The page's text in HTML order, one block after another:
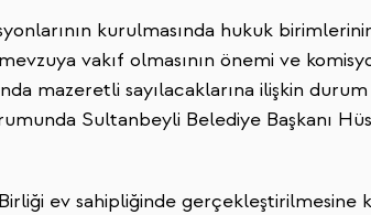
kurulmasında hukuk
vakıf olmasının önemi ve
mazeretli sayılacaklarına ilişkin durum
Sultanbeyli Belediye Başkanı
ev sahipliğinde gerçekleştirilmesine